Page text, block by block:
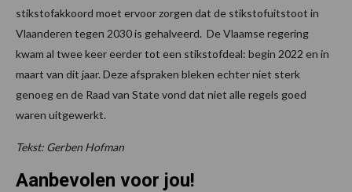
stikstofakkoord moet ervoor zorgen dat de stikstofuitstoot in
Vlaanderen tegen 2030 is gehalveerd. De Vlaamse regering
kwam al twee keer eerder tot een stikstofdeal: begin 2022 en in
maart van dit jaar. Deze afspraken bleken echter niet sterk
genoeg en de Raad van State vond dat niet alle regels goed
waren uitgewerkt.
Tekst: Gerben Hofman
Aanbevolen voor jou!